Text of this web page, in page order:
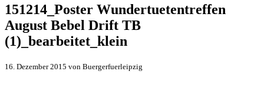
151214_Poster Wundertuetentreffen
August Bebel Drift TB
(1)_bearbeitet_klein
16. Dezember 2015 von Buergerfuerleipzig